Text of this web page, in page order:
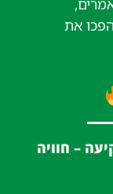
את
– חוויה